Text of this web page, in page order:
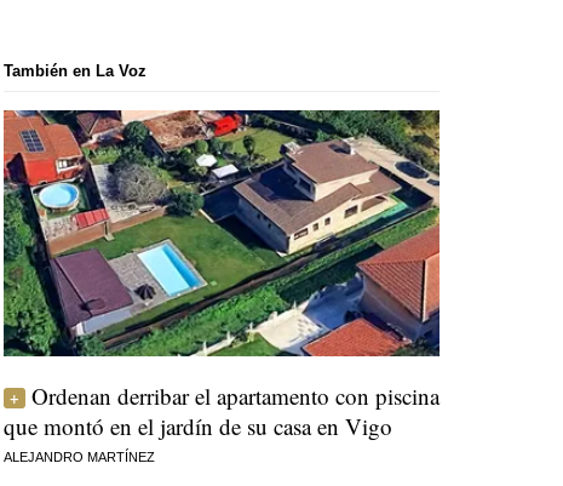
También en La Voz
Ordenan derribar el apartamento con piscina
que montó en el jardín de su casa en Vigo
ALEJANDRO MARTÍNEZ